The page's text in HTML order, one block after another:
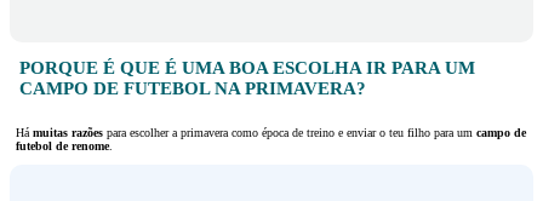
PORQUE É QUE É UMA BOA ESCOLHA IR PARA UM
CAMPO DE FUTEBOL NA PRIMAVERA?
Há muitas razões para escolher a primavera como época de treino e enviar o teu filho para um campo de
futebol de renome.